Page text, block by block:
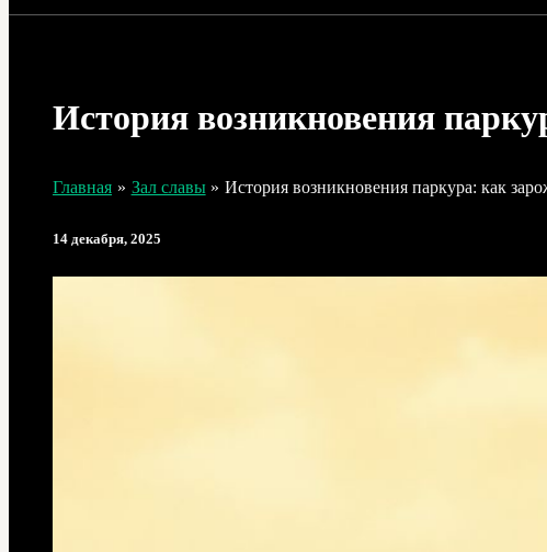
История возникновения
Главная Зал славы История возникновения паркура: как
14 декабря, 2025